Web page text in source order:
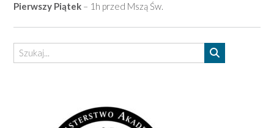
Pierwszy Piątek – 1h przed Mszą Św.